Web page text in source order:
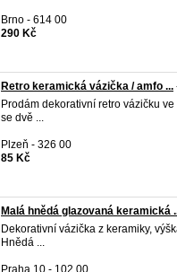
Brno - 614 00
290 Kč
Retro keramická vázička / amfo ...
Prodám dekorativní retro vázičku
se dvě ...
Plzeň - 326 00
85 Kč
Malá hnědá glazovaná keramická
Dekorativní vázička z keramiky,
Hnědá ...
Praha 10 - 102 00